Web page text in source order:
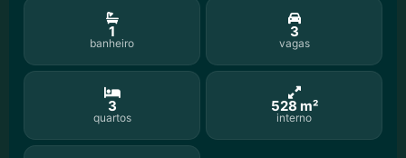
1
banheiro
3
vagas
3
quartos
528 m²
interno